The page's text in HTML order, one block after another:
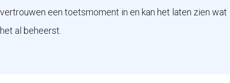
vertrouwen een toetsmoment in en kan het laten zien wat
het al beheerst.